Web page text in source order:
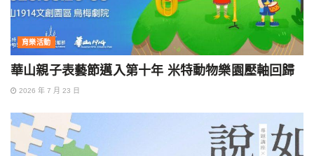
育樂活動
華山親子表藝節邁入第十年 米特動物樂園壓軸回歸
2026 年 7 月 23 日